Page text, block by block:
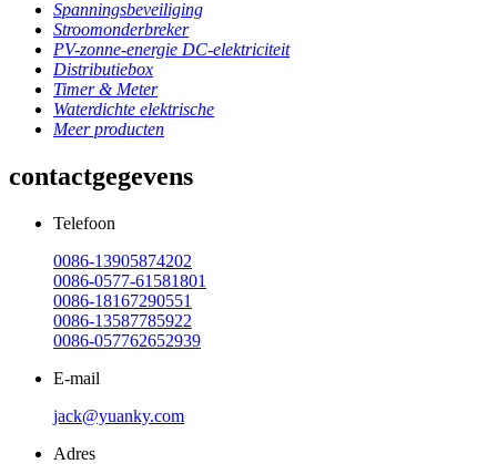
Spanningsbeveiliging
Stroomonderbreker
PV-zonne-energie DC-elektriciteit
Distributiebox
Timer & Meter
Waterdichte elektrische
Meer producten
contactgegevens
Telefoon
0086-13905874202
0086-0577-61581801
0086-18167290551
0086-13587785922
0086-057762652939
E-mail
jack@yuanky.com
Adres